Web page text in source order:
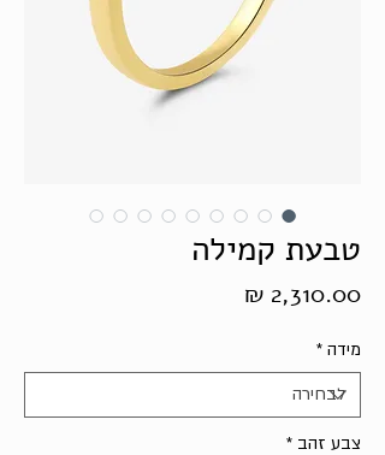
טבעת קמילה
מידה *
צבע זהב *